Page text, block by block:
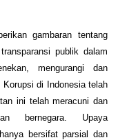
gambaran tentang
publik dalam
mengurangi dan
di Indonesia telah
ini telah meracuni dan
bernegara. Upaya
bersifat parsial dan